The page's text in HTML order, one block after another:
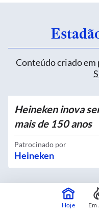
Conteúdo criado
Heineken inova
mais de 150 anos
Patrocinado por
Heineken
Quatro novos
Hoje